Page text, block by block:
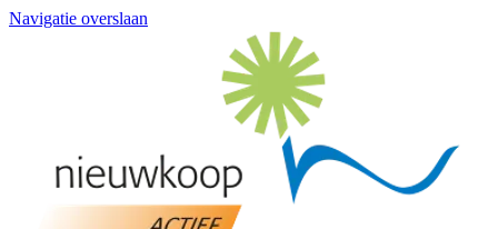
Navigatie overslaan